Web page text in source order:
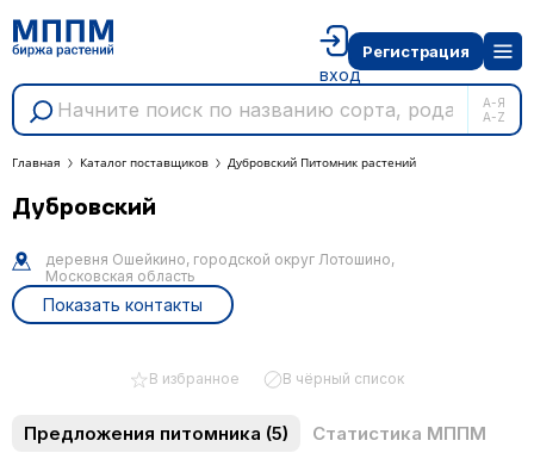
А-Я
A-Z
вход
Регистрация
Главная Каталог поставщиков Дубровский Питомник растений
Дубровский
В избранное В чёрный список
деревня Ошейкино, городской округ Лотошино,
Московская область
Показать контакты
Предложения питомника (5) Статистика МППМ